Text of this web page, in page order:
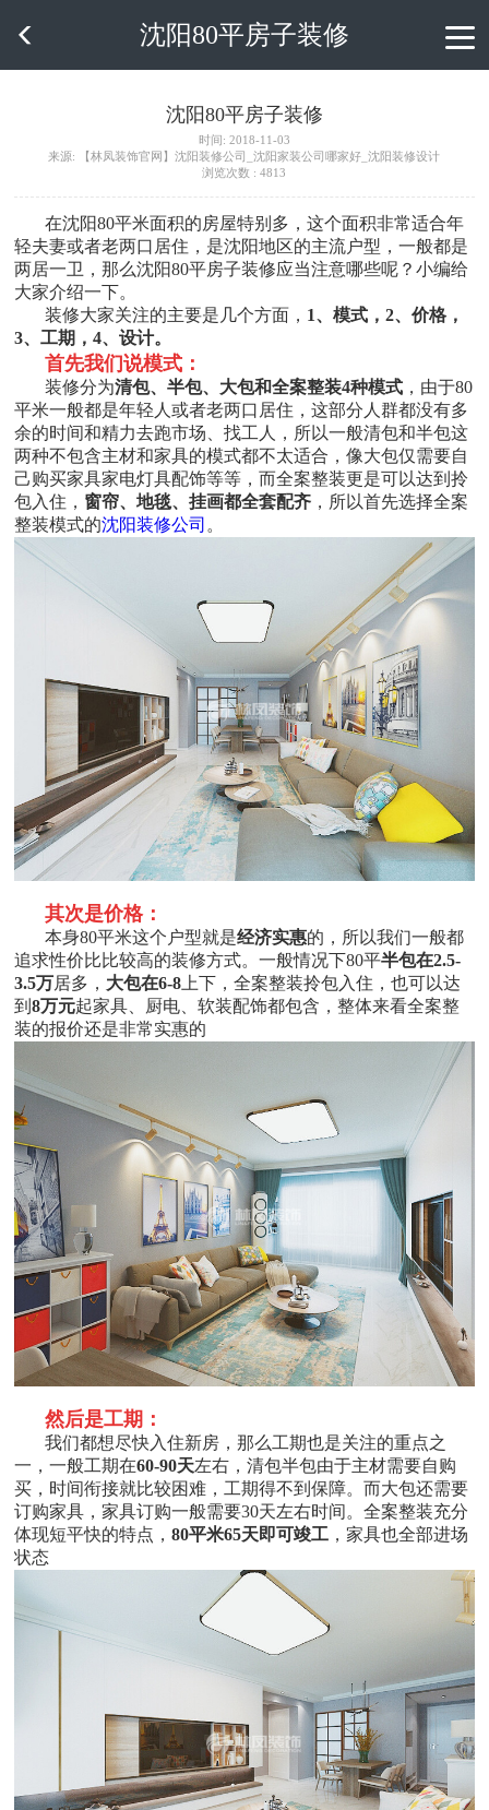
 沈阳80平房子装修
沈阳80平房子装修
时间: 2018-11-03
来源: 【林凤装饰官网】沈阳装修公司_沈阳家装公司哪家好_沈阳装修设计
浏览次数 : 4813
在沈阳80平米面积的房屋特别多，这个面积非常适合年
轻夫妻或者老两口居住，是沈阳地区的主流户型，一般都是
两居一卫，那么沈阳80平房子装修应当注意哪些呢？小编给
大家介绍一下。
装修大家关注的主要是几个方面， 1、模式，2、价格，
3、工期，4、设计。
首先我们说模式：
装修分为清包、半包、大包和全案整装4种模式 ，由于80
平米一般都是年轻人或者老两口居住，这部分人群都没有多
余的时间和精力去跑市场、找工人，所以一般清包和半包这
两种不包含主材和家具的模式都不太适合，像大包仅需要自
己购买家具家电灯具配饰等等，而全案整装更是可以达到拎
包入住， 窗帘、地毯、挂画都全套配齐 ，所以首先选择全案
整装模式的沈阳装修公司 。
其次是价格：
本身80平米这个户型就是经济实惠的，所以我们一般都
追求性价比比较高的装修方式。一般情况下80平半包在2.5-
3.5万居多， 大包在6-8 上下，全案整装拎包入住，也可以达
到8万元起家具、厨电、软装配饰都包含，整体来看全案整
装的报价还是非常实惠的
然后是工期：
我们都想尽快入住新房，那么工期也是关注的重点之
一，一般工期在60-90天左右，清包半包由于主材需要自购
买，时间衔接就比较困难，工期得不到保障。而大包还需要
订购家具，家具订购一般需要30天左右时间。全案整装充分
体现短平快的特点，80平米65天即可竣工 ，家具也全部进场
状态